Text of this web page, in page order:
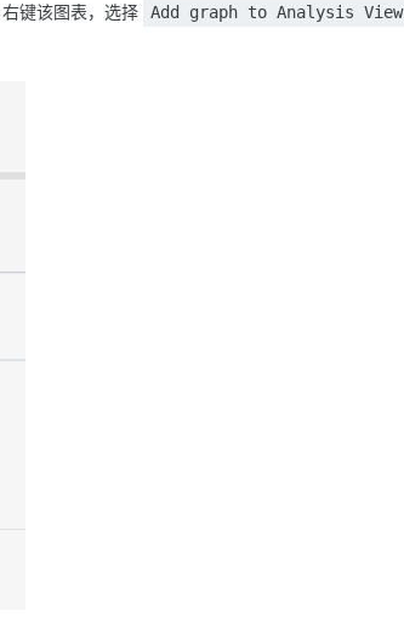
键该图表，选择 Add graph to Analysis View